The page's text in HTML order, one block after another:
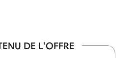
DE L’OFFRE